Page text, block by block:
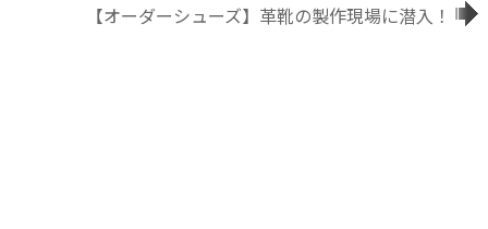
【オーダーシューズ】革靴の製作現場に潜入！